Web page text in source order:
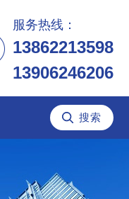
服务热线：
13862213598
13906246206